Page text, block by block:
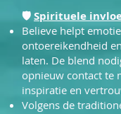
🛡Spirituele
Believe helpt
ontoereikendheid
laten. De blend
opnieuw contact te
inspiratie en
Volgens de